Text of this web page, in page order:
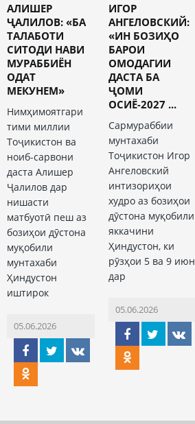
АЛИШЕР
ҶАЛИЛОВ: «БА
ТАЛАБОТИ
СИТОДИ НАВИ
МУРАББИЁН
ОДАТ
МЕКУНЕМ»
Нимҳимоятгари
тими миллии
Тоҷикистон ва
ноиб-сарвони
даста Алишер
Ҷалилов дар
нишасти
матбуотӣ пеш аз
бозиҳои дӯстона
муқобили
мунтахаби
Ҳиндустон
иштирок
05.06.2026
ИГОР
АНГЕЛОВСКИЙ:
«ИН БОЗИҲО
БАРОИ
ОМОДАГИИ
ДАСТА БА
ҶОМИ
ОСИЁ-2027 ...
Сармураббии
мунтахаби
Тоҷикистон Игор
Ангеловский
интизориҳои
худро аз бозиҳои
дӯстона муқобили
яккачини
Ҳиндустон, ки
рӯзҳои 5 ва 9 июн
дар
05.06.2026